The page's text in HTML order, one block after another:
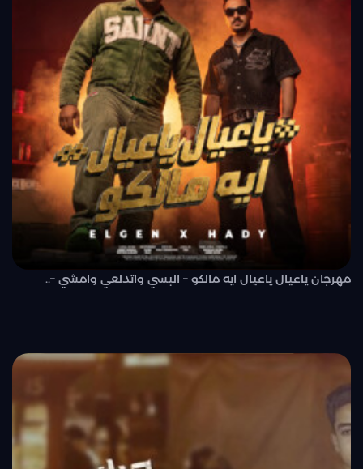
مهرجان ياعيال ياعيال ايه مالكو – البسي واتدلعي وامشي –..